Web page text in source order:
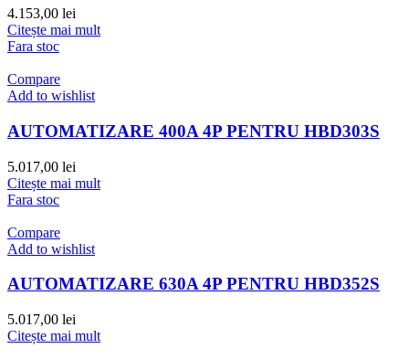
4.153,00 lei
Citește mai mult
Fara stoc
Compare
Add to wishlist
AUTOMATIZARE 400A 4P PENTRU HBD303S
5.017,00 lei
Citește mai mult
Fara stoc
Compare
Add to wishlist
AUTOMATIZARE 630A 4P PENTRU HBD352S
5.017,00 lei
Citește mai mult